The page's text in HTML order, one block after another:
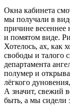
Окна кабинета
мы получали в
причине весеннее
и помятом виде.
Хотелось, ах, как
свободы и талого
департамента
полумер и
лёгкого
А значит, свежий
быть, а мы сидели